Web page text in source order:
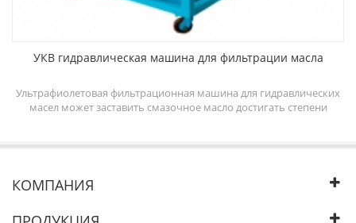
УКВ гидравлическая машина для фильтрации масла
Ультрафиолетовая фильтрационная машина для гидравлических
масел может заставить смазочное масло достигать степени
может очищать гидравлическое масло путем удаления
свободных и растворенных газов, частиц из масла.
КОМПАНИЯ